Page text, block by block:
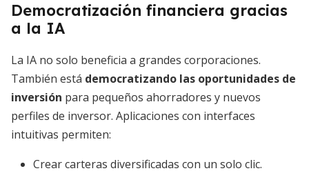
Democratización financiera gracias
a la IA
La IA no solo beneficia a grandes corporaciones.
También está democratizando las oportunidades de
inversión para pequeños ahorradores y nuevos
perfiles de inversor. Aplicaciones con interfaces
intuitivas permiten:
Crear carteras diversificadas con un solo clic.